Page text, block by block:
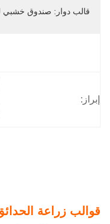
إبراز: